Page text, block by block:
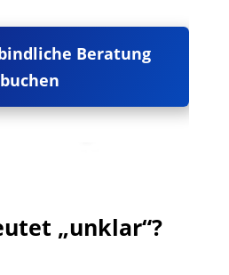
Beratung
buchen
„unklar“?